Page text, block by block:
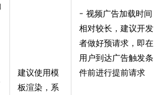
建议使用模
板渲染，系
- 视频广告加载时间
相对较长，建议开发
者做好预请求，即在
用户到达广告触发条
件前进行提前请求